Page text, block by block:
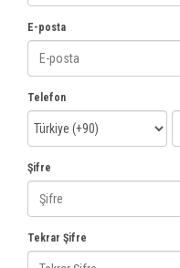
E-posta
Telefon
Şifre
Tekrar Şifre